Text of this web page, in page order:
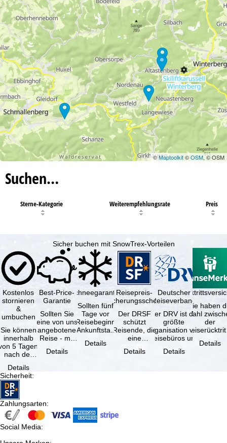
©Maptoolkit©OSM, © OSM
Suchen…
Sterne-Kategorie Weiterempfehlungsrate Preis
Sicher buchen mit SnowTrex-Vorteilen
Kostenlos
stornieren
&
umbuchen
Sie können
innerhalb
5 Tagen
nach der
kostenfrei
…
Details
Best-Price-
Garantie
Sollten Sie
eine von uns
angebotene
Reise - mit
Leistung und
Details
Schneegarantie
Sollten fünf
Tage vor
Reisebeginn
(Ankunftstag)
aufgrund von
Schneemangel
Details
Reisepreis-
Sicherungsschein
Der DRSF
schützt
Reisende, die
eine
oder
Details
Deutscher
Reiseverband
Der DRV ist die
größte
Organisation von
Reisebüros und
Reiseveranstaltern
in …
Details
Sie haben
Wahl
der
(inklusive
Details
Sicherheit:
Zahlungsarten:
Social Media: